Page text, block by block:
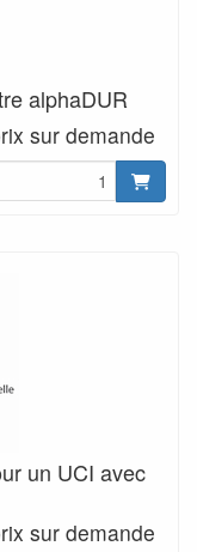
alphaDUR
sur demande
un UCI avec
sur demande